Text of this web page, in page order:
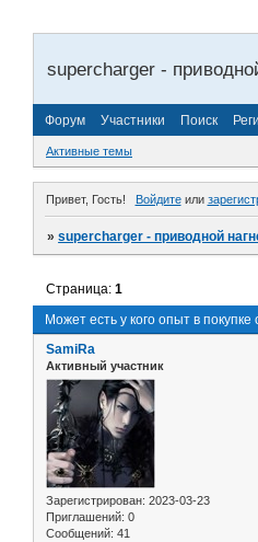
supercharger -
Форум Участники Поиск
Активные темы
Привет, Гость! Войдитеили
»supercharger - приводной
Может есть у кого опыт в покупке
Страница:1
SamiRa
Активный участник
Зарегистрирован: 2023-03-23
Приглашений: 0
Сообщений: 41